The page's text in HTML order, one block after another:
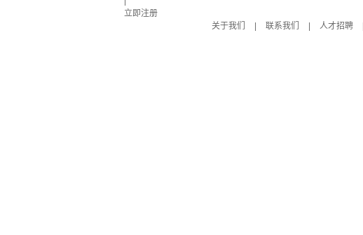
立即注册
关于我们
联系我们 人才招聘